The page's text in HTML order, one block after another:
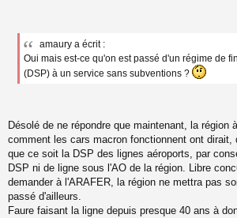
amaury a écrit :
Oui mais est-ce qu'on est passé d'un régime de
(DSP) à un service sans subventions ?
Désolé de ne répondre que maintenant, la région
comment les cars macron fonctionnent ont dirait,
que ce soit la DSP des lignes aéroports, par
DSP ni de ligne sous l'AO de la région. Libre
demander à l'ARAFER, la région ne mettra pas
passé d'ailleurs.
Faure faisant la ligne depuis presque 40 ans à